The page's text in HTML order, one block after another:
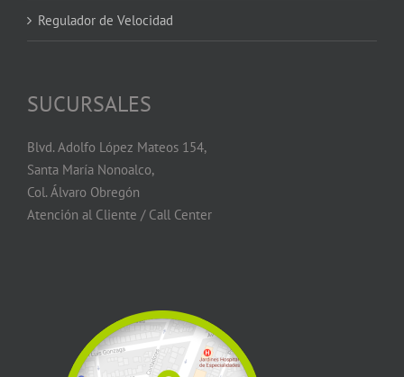
Regulador de Velocidad
SUCURSALES
Blvd. Adolfo López Mateos 154,
Santa María Nonoalco,
Col. Álvaro Obregón
Atención al Cliente / Call Center